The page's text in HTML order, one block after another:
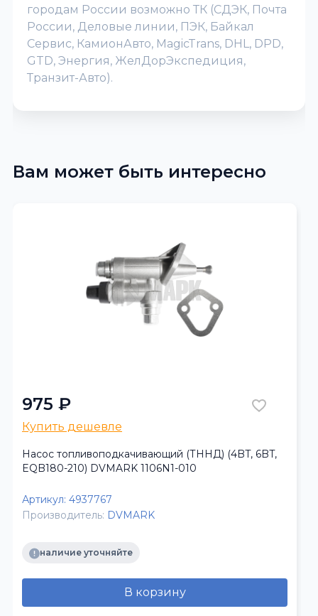
городам России возможно ТК (СДЭК, Почта
России, Деловые линии, ПЭК, Байкал
Сервис, КамионАвто, MagicTrans, DHL, DPD,
GTD, Энергия, ЖелДорЭкспедиция,
Транзит-Авто).
Вам может быть интересно
975 ₽
Купить дешевле
Насос топливоподкачивающий (ТННД) (4BT, 6BT,
EQB180-210) DVMARK 1106N1-010
Артикул: 4937767
Производитель: DVMARK
наличие уточняйте
В корзину